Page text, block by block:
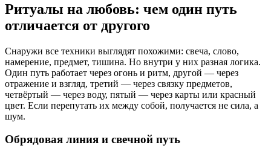
Ритуалы на любовь: чем один путь
отличается от другого
Снаружи все техники выглядят похожими: свеча, слово,
намерение, предмет, тишина. Но внутри у них разная логика.
Один путь работает через огонь и ритм, другой — через
отражение и взгляд, третий — через связку предметов,
четвёртый — через воду, пятый — через карты или красный
цвет. Если перепутать их между собой, получается не сила, а
шум.
Обрядовая линия и свечной путь